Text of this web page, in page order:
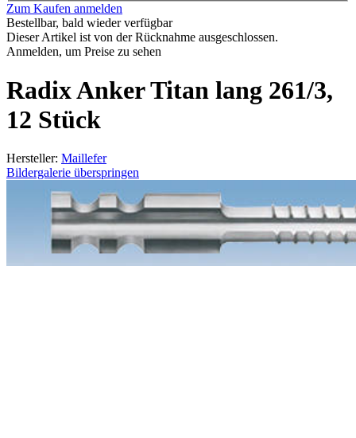
Zum Kaufen anmelden
Bestellbar, bald wieder verfügbar
Dieser Artikel ist von der Rücknahme ausgeschlossen.
Anmelden, um Preise zu sehen
Radix Anker Titan lang 261/3,
12 Stück
Hersteller: Maillefer
Bildergalerie überspringen